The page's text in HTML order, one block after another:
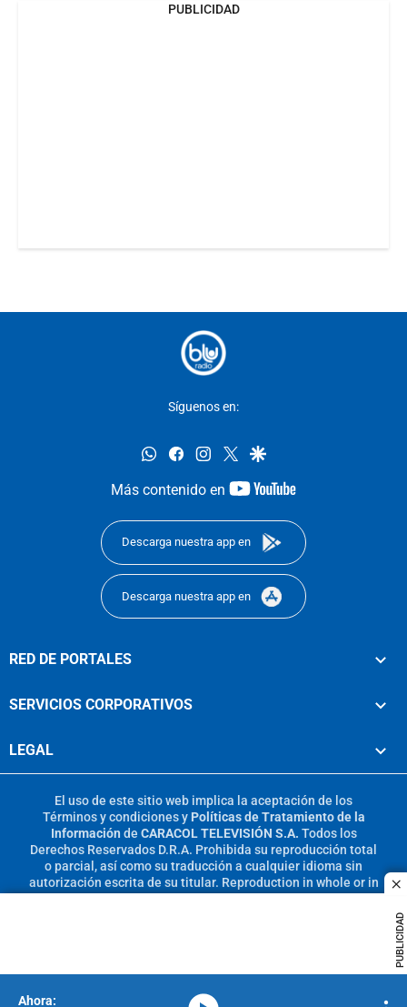
PUBLICIDAD
PUBLICIDAD
Síguenos en:
whatsappfacebookinstagram
twittergoogle
Más contenido en
youtube-
Descarga nuestra app en
Descarga nuestra app en
RED DE PORTALES
SERVICIOS CORPORATIVOS
LEGAL
El uso de este sitio web implica la aceptación de los
Términos y condicionesy Políticas de Tratamiento de la
Información de CARACOL TELEVISIÓN S.A. Todos los
Derechos Reservados D.R.A. Prohibida su reproducción total
o parcial, así como su traducción a cualquier idioma sin
autorización escrita de su titular. Reproduction in whole or in